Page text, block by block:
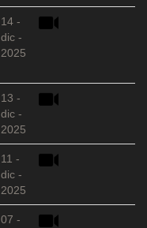
14 -
dic -
2025
13 -
dic -
2025
11 -
dic -
2025
07 -